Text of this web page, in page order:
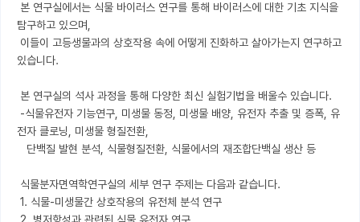
탐구하고 있으며,
있습니다.
전자 클로닝, 미생물 형질전환,